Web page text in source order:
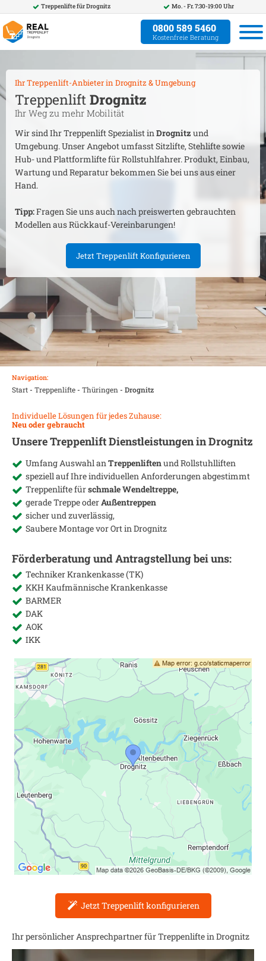
Treppenlifte fürDrognitz Mo. - Fr. 7:30-19:00 Uhr
0800 589 5460
Kostenfreie Beratung
Ihr Treppenlift-Anbieter in Drognitz& Umgebung
Treppenlift Drognitz
Ihr Weg zu mehr Mobilität
Wir sind Ihr Treppenlift Spezialist inDrognitz und
Umgebung. Unser Angebot umfasst Sitzlifte, Stehlifte sowie
Hub- und Plattformlifte für Rollstuhlfahrer. Produkt, Einbau,
Wartung und Reparatur bekommen Sie bei uns aus einer
Hand.
Tipp:Fragen Sie uns auch nach preiswerten gebrauchten
Modellen aus Rückkauf-Vereinbarungen!
Jetzt Treppenlift Konfigurieren
Navigation:
Start- Treppenlifte- Thüringen - Drognitz
Individuelle Lösungen für jedes Zuhause:
Neu oder gebraucht
Unsere Treppenlift Dienstleistungen inDrognitz
Umfang Auswahl anTreppenliftenund Rollstuhlliften
speziell auf Ihre individuellen Anforderungen abgestimmt
Treppenlifte fürschmale Wendeltreppe,
gerade Treppe oderAußentreppen
sicher und zuverlässig,
Saubere Montage vor Ort inDrognitz
Förderberatung und Antragstellung bei uns:
Techniker Krankenkasse (TK)
KKH Kaufmännische Krankenkasse
BARMER
DAK
AOK
IKK
Jetzt Treppenlift konfigurieren
Ihr persönlicher Ansprechpartner für Treppenlifte inDrognitz